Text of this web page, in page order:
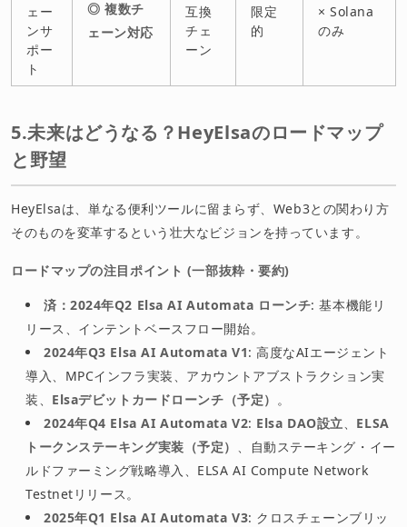
ェー
ンサ
ポー
ト
◎ 複数チ
ェーン対応
互換
チェ
ーン
限定
的
× Solana
のみ
5.未来はどうなる？HeyElsaのロードマップ
と野望
HeyElsaは、単なる便利ツールに留まらず、Web3との関わり方
そのものを変革するという壮大なビジョンを持っています。
ロードマップの注目ポイント (一部抜粋・要約)
済：2024年Q2 Elsa AI Automata ローンチ: 基本機能リ
リース、インテントベースフロー開始。
2024年Q3 Elsa AI Automata V1: 高度なAIエージェント
導入、MPCインフラ実装、アカウントアブストラクション実
装、 Elsaデビットカードローンチ（予定） 。
2024年Q4 Elsa AI Automata V2: Elsa DAO設立、 ELSA
トークンステーキング実装（予定） 、自動ステーキング・イー
ルドファーミング戦略導入、ELSA AI Compute Network
Testnetリリース。
2025年Q1 Elsa AI Automata V3: クロスチェーンブリッ